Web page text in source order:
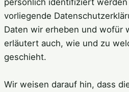
persönlich identifiziert werden
vorliegende
Daten wir erheben und wofür
erläutert auch, wie und zu
geschieht.
Wir weisen darauf hin, dass